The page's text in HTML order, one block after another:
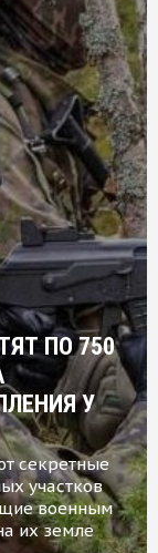
ПО 750
У
секретные
участков
военным
их земле